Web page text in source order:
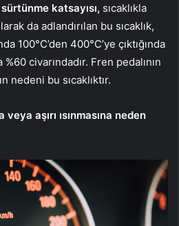
sürtünme katsayısı, sıcaklıkla
da adlandırılan bu sıcaklık,
100°C’den 400°C’ye çıktığında
civarındadır. Fren pedalının
nedeni bu sıcaklıktır.
aşırı ısınmasına neden